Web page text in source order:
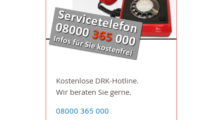
Kostenlose DRK-Hotline.
Wir beraten Sie gerne.
08000 365 000